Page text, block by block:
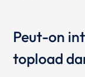
Peut-on
topload